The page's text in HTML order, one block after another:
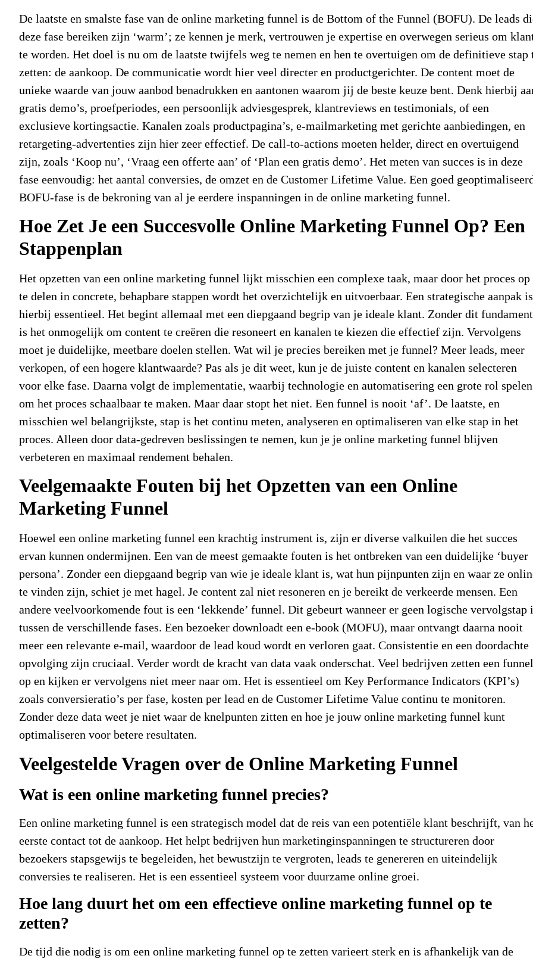
De laatste en smalste fase van de online marketing funnel is de Bottom of the Funnel (BOFU). De leads
deze fase bereiken zijn ‘warm’; ze kennen je merk, vertrouwen je expertise en overwegen serieus om
te worden. Het doel is nu om de laatste twijfels weg te nemen en hen te overtuigen om de definitieve stap
zetten: de aankoop. De communicatie wordt hier veel directer en productgerichter. De content moet de
unieke waarde van jouw aanbod benadrukken en aantonen waarom jij de beste keuze bent. Denk hierbij
gratis demo’s, proefperiodes, een persoonlijk adviesgesprek, klantreviews en testimonials, of een
exclusieve kortingsactie. Kanalen zoals productpagina’s, e-mailmarketing met gerichte aanbiedingen, en
retargeting-advertenties zijn hier zeer effectief. De call-to-actions moeten helder, direct en overtuigend
zijn, zoals ‘Koop nu’, ‘Vraag een offerte aan’ of ‘Plan een gratis demo’. Het meten van succes is in deze
fase eenvoudig: het aantal conversies, de omzet en de Customer Lifetime Value. Een goed
BOFU-fase is de bekroning van al je eerdere inspanningen in de online marketing funnel.
Hoe Zet Je een Succesvolle Online Marketing Funnel Op? Een
Stappenplan
Het opzetten van een online marketing funnel lijkt misschien een complexe taak, maar door het proces op
te delen in concrete, behapbare stappen wordt het overzichtelijk en uitvoerbaar. Een strategische aanpak is
hierbij essentieel. Het begint allemaal met een diepgaand begrip van je ideale klant. Zonder dit fundament
is het onmogelijk om content te creëren die resoneert en kanalen te kiezen die effectief zijn. Vervolgens
moet je duidelijke, meetbare doelen stellen. Wat wil je precies bereiken met je funnel? Meer leads, meer
verkopen, of een hogere klantwaarde? Pas als je dit weet, kun je de juiste content en kanalen selecteren
voor elke fase. Daarna volgt de implementatie, waarbij technologie en automatisering een grote rol spelen
om het proces schaalbaar te maken. Maar daar stopt het niet. Een funnel is nooit ‘af’. De laatste, en
misschien wel belangrijkste, stap is het continu meten, analyseren en optimaliseren van elke stap in het
proces. Alleen door data-gedreven beslissingen te nemen, kun je je online marketing funnel blijven
verbeteren en maximaal rendement behalen.
Veelgemaakte Fouten bij het Opzetten van een Online
Marketing Funnel
Hoewel een online marketing funnel een krachtig instrument is, zijn er diverse valkuilen die het succes
ervan kunnen ondermijnen. Een van de meest gemaakte fouten is het ontbreken van een duidelijke ‘buyer
persona’. Zonder een diepgaand begrip van wie je ideale klant is, wat hun pijnpunten zijn en waar ze
te vinden zijn, schiet je met hagel. Je content zal niet resoneren en je bereikt de verkeerde mensen. Een
andere veelvoorkomende fout is een ‘lekkende’ funnel. Dit gebeurt wanneer er geen logische vervolgstap
tussen de verschillende fases. Een bezoeker downloadt een e-book (MOFU), maar ontvangt daarna nooit
meer een relevante e-mail, waardoor de lead koud wordt en verloren gaat. Consistentie en een doordachte
opvolging zijn cruciaal. Verder wordt de kracht van data vaak onderschat. Veel bedrijven zetten een funnel
op en kijken er vervolgens niet meer naar om. Het is essentieel om Key Performance Indicators (KPI’s)
zoals conversieratio’s per fase, kosten per lead en de Customer Lifetime Value continu te monitoren.
Zonder deze data weet je niet waar de knelpunten zitten en hoe je jouw online marketing funnel kunt
optimaliseren voor betere resultaten.
Veelgestelde Vragen over de Online Marketing Funnel
Wat is een online marketing funnel precies?
Een online marketing funnel is een strategisch model dat de reis van een potentiële klant beschrijft, van
eerste contact tot de aankoop. Het helpt bedrijven hun marketinginspanningen te structureren door
bezoekers stapsgewijs te begeleiden, het bewustzijn te vergroten, leads te genereren en uiteindelijk
conversies te realiseren. Het is een essentieel systeem voor duurzame online groei.
Hoe lang duurt het om een effectieve online marketing funnel op te
zetten?
De tijd die nodig is om een online marketing funnel op te zetten varieert sterk en is afhankelijk van de